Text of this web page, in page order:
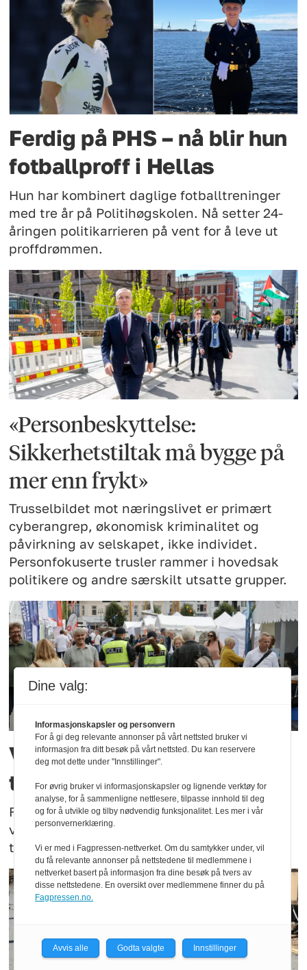
Ferdig på PHS – nå blir hun
fotballproff i Hellas
Hun har kombinert daglige fotballtreninger
med tre år på Politihøgskolen. Nå setter 24-
åringen politikarrieren på vent for å leve ut
proffdrømmen.
«Personbeskyttelse:
Sikkerhetstiltak må bygge på
mer enn frykt»
Trusselbildet mot næringslivet er primært
cyberangrep, økonomisk kriminalitet og
påvirkning av selskapet, ikke individet.
Personfokuserte trusler rammer i hovedsak
politikere og andre særskilt utsatte grupper.
Varsler tydelig
tilstedeværelse
Fysiske sperringer, droneforbud og
visitasjonskontroller. Slik blir politiets
tilstedeværelse på Arendalsuka.
Dine valg:
Informasjonskapsler og personvern
For å gi deg relevante annonser på vårt nettsted bruker vi
informasjon fra ditt besøk på vårt nettsted. Du kan reservere
deg mot dette under "Innstillinger".
For øvrig bruker vi informasjonskapsler og lignende verktøy for
analyse, for å sammenligne nettlesere, tilpasse innhold til deg
og for å utvikle og tilby nødvendig funksjonalitet. Les mer i vår
personvernerklæring.
Vi er med i Fagpressen-nettverket. Om du samtykker under, vil
du få relevante annonser på nettstedene til medlemmene i
nettverket basert på informasjon fra dine besøk på tvers av
disse nettstedene. En oversikt over medlemmene finner du på
Fagpressen.no.
Avvis alle Godta valgte Innstillinger